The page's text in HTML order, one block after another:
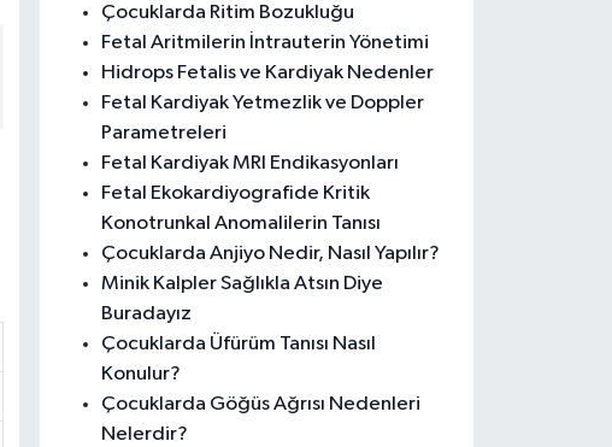
Çocuklarda Ritim Bozukluğu
Fetal Aritmilerin İntrauterin Yönetimi
Hidrops Fetalis ve Kardiyak Nedenler
Fetal Kardiyak Yetmezlik ve Doppler
Parametreleri
Fetal Kardiyak MRI Endikasyonları
Fetal Ekokardiyografide Kritik
Konotrunkal Anomalilerin Tanısı
Çocuklarda Anjiyo Nedir, Nasıl Yapılır?
Minik Kalpler Sağlıkla Atsın Diye
Buradayız
Çocuklarda Üfürüm Tanısı Nasıl
Konulur?
Çocuklarda Göğüs Ağrısı Nedenleri
Nelerdir?